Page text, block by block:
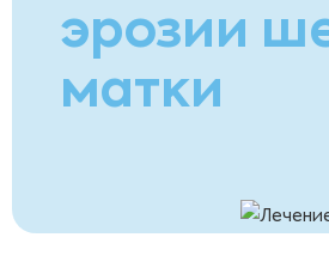
эрозии
матки